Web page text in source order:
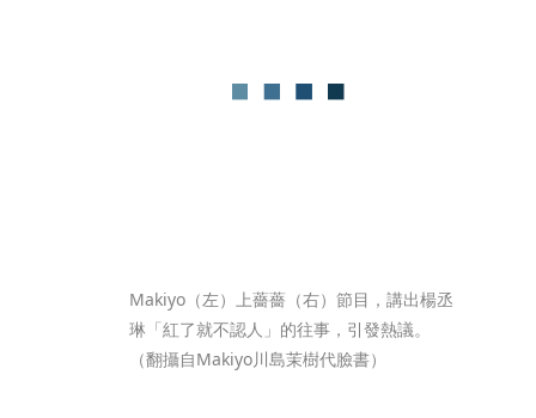
Makiyo（左）上薔薔（右）節目，講出楊丞
琳「紅了就不認人」的往事，引發熱議。
（翻攝自Makiyo川島茉樹代臉書）